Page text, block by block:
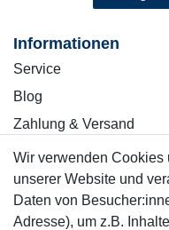
Informationen
Service
Blog
Zahlung & Versand
Sicher einkaufen
Wir verwenden Cookies
unserer Website und
Daten von
Adresse), um z.B.